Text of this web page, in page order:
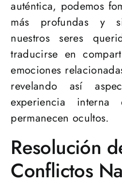
auténtica, podemos
más profundas y
nuestros seres
traducirse en
emociones
revelando así
experiencia
permanecen ocultos.
Resolución
Conflictos